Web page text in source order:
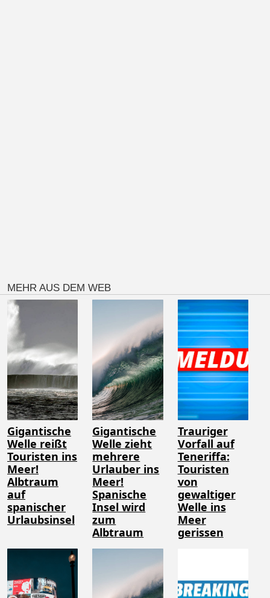
MEHR AUS DEM WEB
Gigantische
Welle reißt
Touristen ins
Meer!
Albtraum
auf
spanischer
Urlaubsinsel
Gigantische
Welle zieht
mehrere
Urlauber ins
Meer!
Spanische
Insel wird
zum
Albtraum
Trauriger
Vorfall auf
Teneriffa:
Touristen
von
gewaltiger
Welle ins
Meer
gerissen